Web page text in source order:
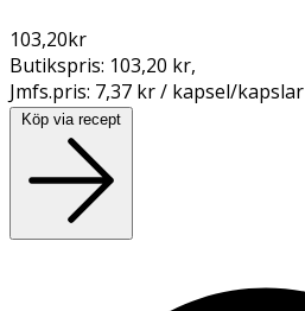
103,20kr
Butikspris: 103,20 kr,
Jmfs.pris: 7,37 kr / kapsel/kapslar
Köp via recept